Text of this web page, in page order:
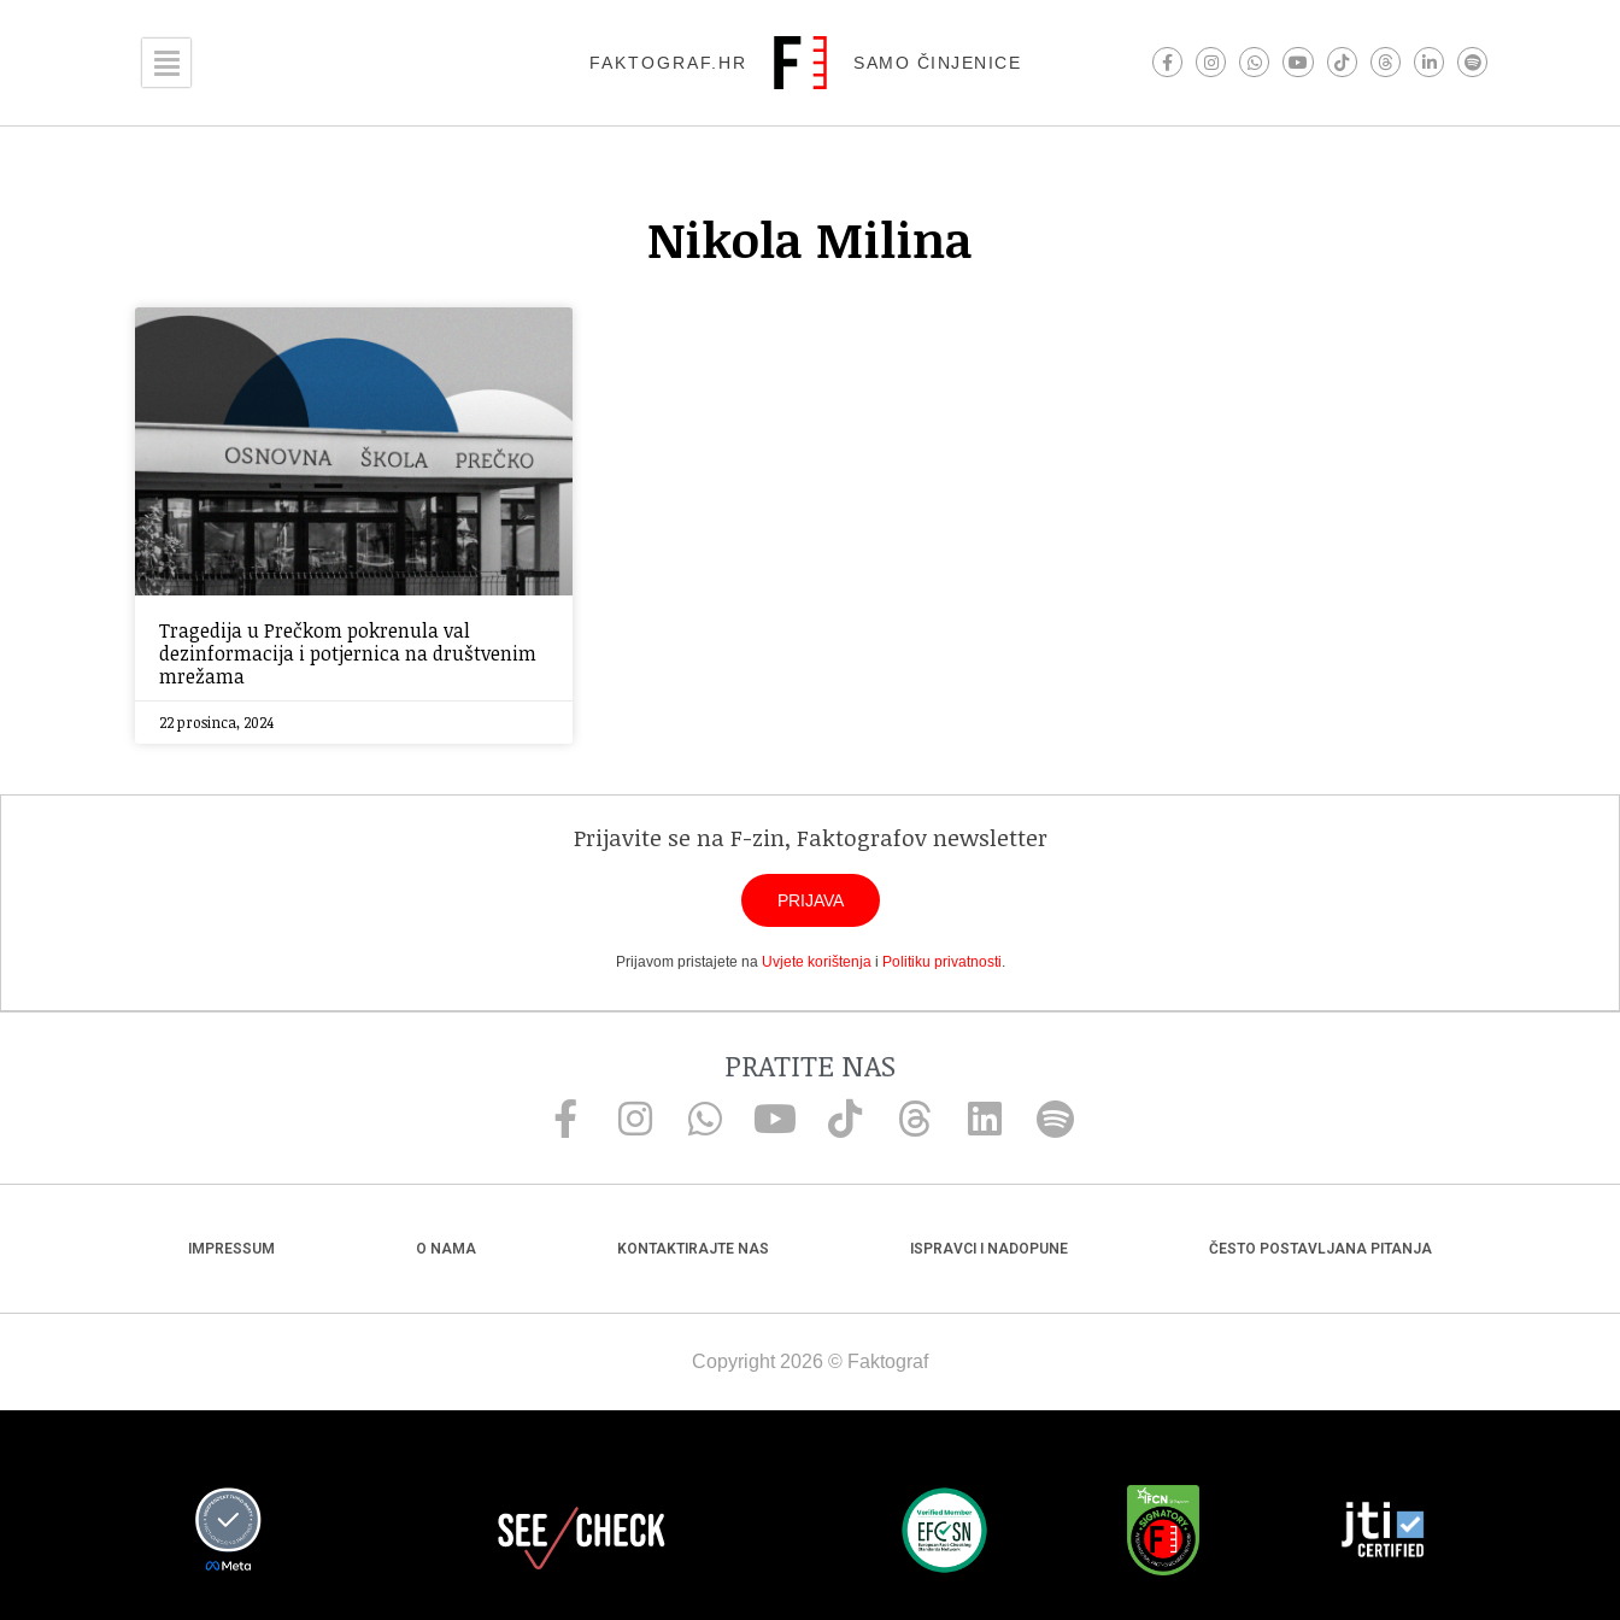
FAKTOGRAF.HR SAMO ČINJENICE
Nikola Milina
Tragedija u Prečkom pokrenula val
dezinformacija i potjernica na društvenim
mrežama
22 prosinca, 2024
Prijavite se na F-zin, Faktografov newsletter
PRIJAVA
Prijavom pristajete na Uvjete korištenjai Politiku privatnosti.
PRATITE NAS
IMPRESSUM O NAMA KONTAKTIRAJTE NAS ISPRAVCI I NADOPUNE ČESTO POSTAVLJANA PITANJA
Copyright 2026 © Faktograf